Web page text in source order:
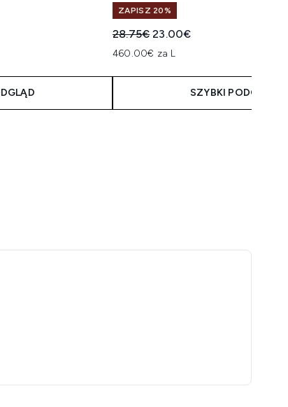
ZAPISZ 20%
Sugerowana cena detaliczna:
28.75€Aktualna cena:
23.00€
460.00€ za L
SZYBKI PODGLĄD